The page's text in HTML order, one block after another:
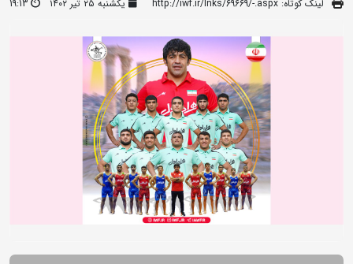
لینک کوتاه: http://iwf.ir/lnks/69669/-.aspx یکشنبه ۲۵ تیر ۱۴۰۲ 19:13